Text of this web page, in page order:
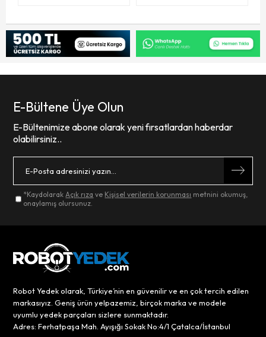
E-Bültene Üye Olun
E-Bültenimize abone olarak yeni fırsatlardan haberdar
olabilirsiniz..
*KaydolarakAçık rıza ve Kişisel verilerin korunması metnini okumuş,
onaylamış olursunuz.
Robot Yedek olarak, Türkiye’nin en güvenilir ve en çok tercih edilen
markasıyız. Geniş ürün yelpazemiz, birçok marka ve modele
uyumlu yedek parçaları sizlere sunmaktadır.
Adres: Ferhatpaşa Mah. Ayışığı Sokak No:4/1 Çatalca/İstanbul